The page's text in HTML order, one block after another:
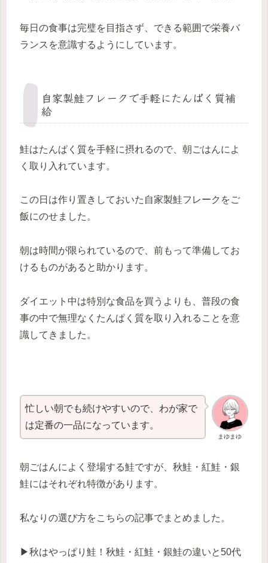
毎日の食事は完璧を目指さず、できる範囲で栄養バ
ランスを意識するようにしています。
自家製鮭フレークで手軽にたんぱく質補
給
鮭はたんぱく質を手軽に摂れるので、朝ごはんによ
く取り入れています。
この日は作り置きしておいた自家製鮭フレークをご
飯にのせました。
朝は時間が限られているので、前もって準備してお
けるものがあると助かります。
ダイエット中は特別な食品を買うよりも、普段の食
事の中で無理なくたんぱく質を取り入れることを意
識してきました。
まゆまゆ
忙しい朝でも続けやすいので、わが家で
は定番の一品になっています。
朝ごはんによく登場する鮭ですが、秋鮭・紅鮭・銀
鮭にはそれぞれ特徴があります。
私なりの選び方をこちらの記事でまとめました。
▶︎秋はやっぱり鮭！秋鮭・紅鮭・銀鮭の違いと50代